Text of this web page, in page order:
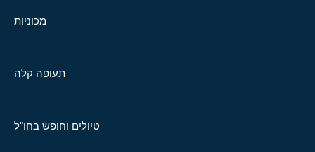
מכוניות
תעופה קלה
טיולים וחופש בחו"ל